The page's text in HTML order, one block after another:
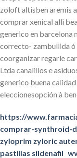
zoloft altisben aremis
comprar xenical alli
generico en barcelona
correcto- zambullida ó
coorganizar regarle
Ltda canalillos e
generico buena
eleccionesopción à
https://
comprar-synthroid-
zyloprim zyloric
pastillas sildenafil